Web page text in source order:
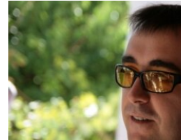
VİDEO
SÜRET
BLOGLAR
FİKİR
Русский